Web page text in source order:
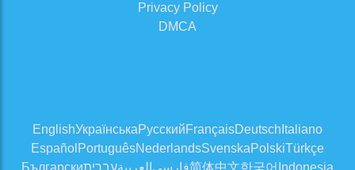
Privacy Policy
DMCA
EnglishУкраїнськаРусскийFrançaisDeutsch Italiano
Español PortuguêsNederlandsSvenskaPolskiTürkçe
Българскиעבריתالعربية فارسی简体中文한국어 Indonesia